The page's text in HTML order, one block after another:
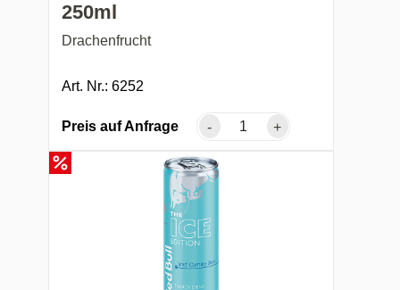
250ml
Drachenfrucht
Art. Nr.: 6252
Preis auf Anfrage - +